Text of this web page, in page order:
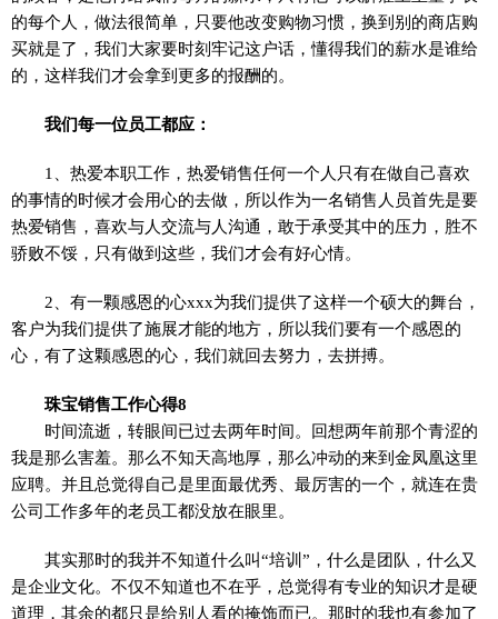
的每个人，做法很简单，只要他改变购物习惯，换到别的商店购
买就是了，我们大家要时刻牢记这户话，懂得我们的薪水是谁给
的，这样我们才会拿到更多的报酬的。
我们每一位员工都应：
1、热爱本职工作，热爱销售任何一个人只有在做自己喜欢
的事情的时候才会用心的去做，所以作为一名销售人员首先是要
热爱销售，喜欢与人交流与人沟通，敢于承受其中的压力，胜不
骄败不馁，只有做到这些，我们才会有好心情。
2、有一颗感恩的心xxx为我们提供了这样一个硕大的舞台，
客户为我们提供了施展才能的地方，所以我们要有一个感恩的
心，有了这颗感恩的心，我们就回去努力，去拼搏。
珠宝销售工作心得8
时间流逝，转眼间已过去两年时间。回想两年前那个青涩的
我是那么害羞。那么不知天高地厚，那么冲动的来到金凤凰这里
应聘。并且总觉得自己是里面最优秀、最厉害的一个，就连在贵
公司工作多年的老员工都没放在眼里。
其实那时的我并不知道什么叫“培训”，什么是团队，什么又
是企业文化。不仅不知道也不在乎，总觉得有专业的知识才是硬
道理，其余的都只是给别人看的掩饰而已。那时的我也有参加了